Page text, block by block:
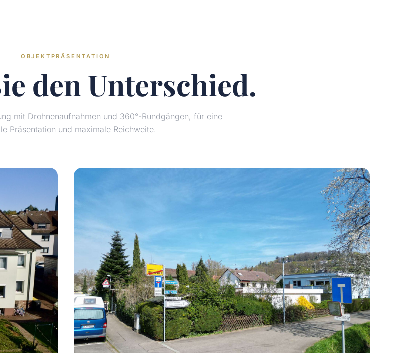
OBJEKTPRÄSENTATION
den Unterschied.
mit Drohnenaufnahmen und 360°-Rundgängen, für eine
Präsentation und maximale Reichweite.